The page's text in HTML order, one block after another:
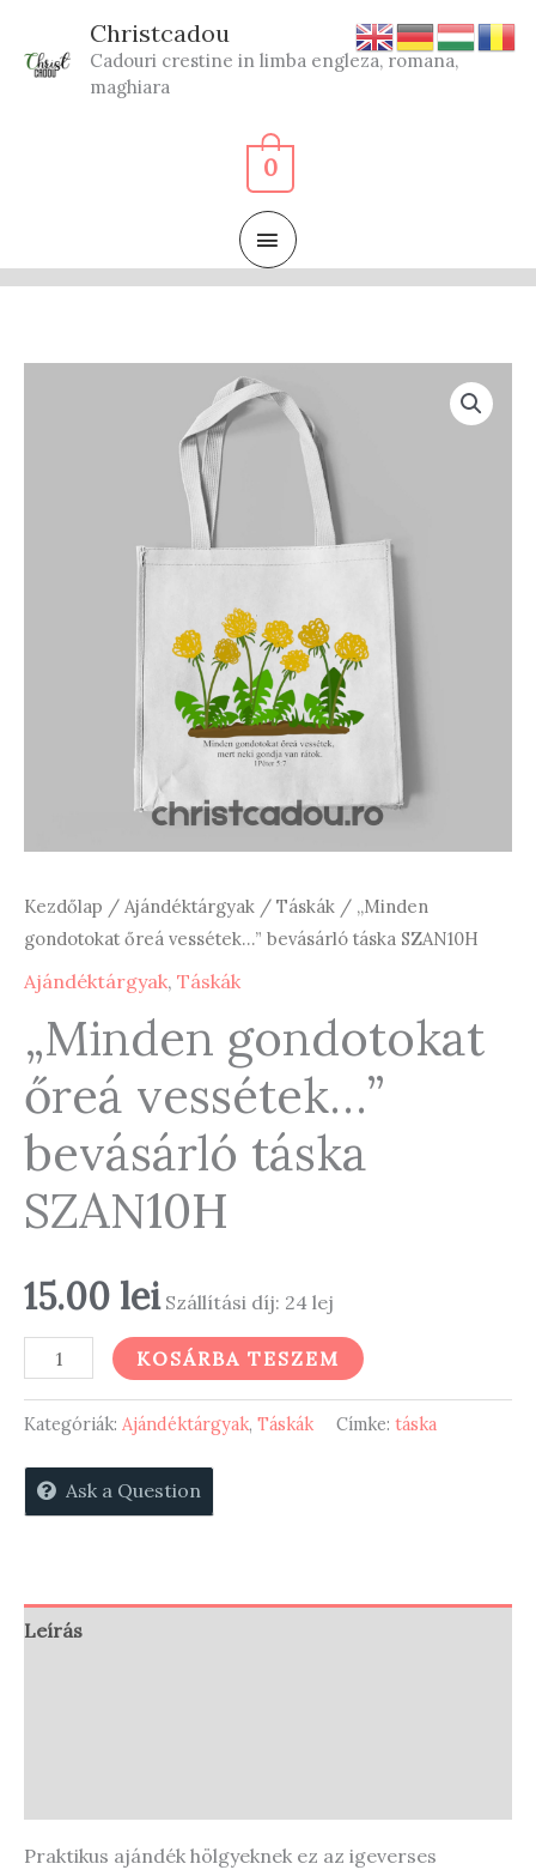
content
Christcadou
Cadouri crestine in limba engleza, romana,
maghiara
MAIN
MENU
0
Kezdőlap / Ajándéktárgyak / Táskák / „Minden
gondotokat őreá vessétek…” bevásárló táska SZAN10H
Ajándéktárgyak, Táskák
„Minden gondotokat
őreá vessétek…”
bevásárló táska
SZAN10H
15.00 lei Szállítási díj: 24 lej
"Minden
gondotokat
őreá
bevásárló
KOSÁRBA TESZEM
Kategóriák: Ajándéktárgyak, Táskák Címke: táska
Ask a Question
Leírás
Praktikus ajándék hölgyeknek ez az igeverses